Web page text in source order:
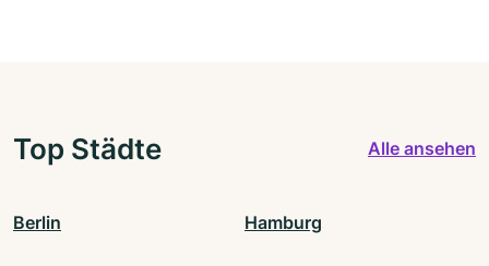
Top Städte Alle ansehen
Berlin Hamburg